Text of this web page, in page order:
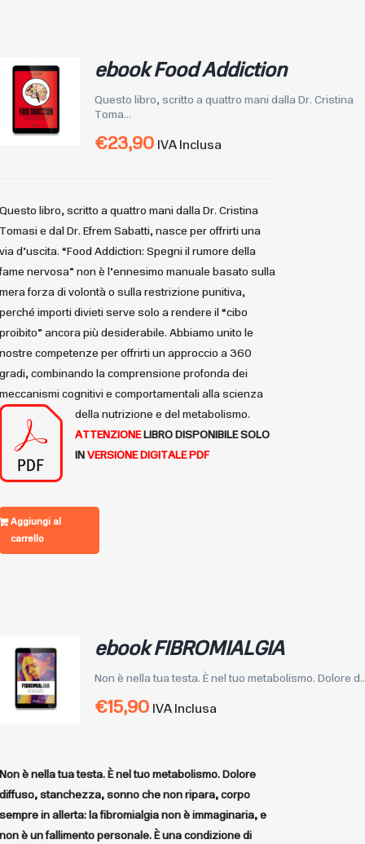
ebook Food Addiction
Questo libro, scritto a quattro mani dalla Dr. Cristina
Toma...
€23,90 IVA Inclusa
Questo libro, scritto a quattro mani dalla Dr. Cristina
Tomasi e dal Dr. Efrem Sabatti, nasce per offrirti una
via d’uscita. “Food Addiction: Spegni il rumore della
fame nervosa” non è l’ennesimo manuale basato sulla
mera forza di volontà o sulla restrizione punitiva,
perché importi divieti serve solo a rendere il “cibo
proibito” ancora più desiderabile. Abbiamo unito le
nostre competenze per offrirti un approccio a 360
gradi, combinando la comprensione profonda dei
meccanismi cognitivi e comportamentali alla scienza
della nutrizione e del metabolismo.
ATTENZIONELIBRO DISPONIBILESOLO
INVERSIONE DIGITALE PDF
Aggiungi al
carrello
ebook FIBROMIALGIA
Non è nella tua testa. È nel tuo metabolismo. Dolore
€15,90 IVA Inclusa
Non è nella tua testa. È nel tuo metabolismo.Dolore
diffuso, stanchezza, sonno che non ripara, corpo
sempre in allerta: la fibromialgia non è immaginaria, e
non è un fallimento personale. È una condizione di